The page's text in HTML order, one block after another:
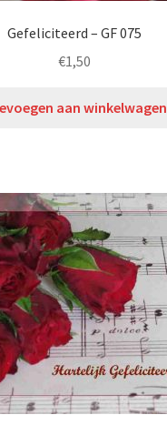
Gefeliciteerd – GF 075
€1,50
aan winkelwagen